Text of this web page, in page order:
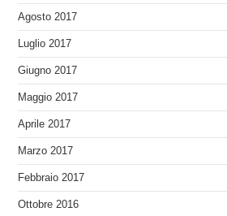
Agosto 2017
Luglio 2017
Giugno 2017
Maggio 2017
Aprile 2017
Marzo 2017
Febbraio 2017
Ottobre 2016